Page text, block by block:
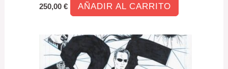
250,00€ AÑADIR AL CARRITO